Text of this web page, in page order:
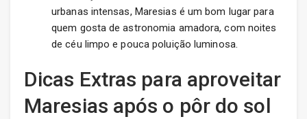
urbanas intensas, Maresias é um bom lugar para
quem gosta de astronomia amadora, com noites
de céu limpo e pouca poluição luminosa.
Dicas Extras para aproveitar
Maresias após o pôr do sol